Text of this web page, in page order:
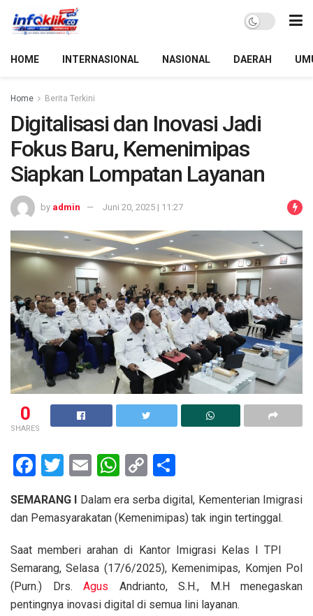
HOME INTERNASIONAL NASIONAL DAERAH
Home Berita Terkini
Digitalisasi dan Inovasi Jadi
Fokus Baru, Kemenimipas
Siapkan Lompatan Layanan
by admin Juni 20, 2025 | 11:27
0
SHARES
F
ce
o
o
k
T
tt
er
E
ail
W
at
A
p
p
C
py
n
k
ar
e
SEMARANG I
Dalam era serba digital, Kementerian Imigrasi
dan Pemasyarakatan (Kemenimipas) tak ingin tertinggal.
Saat memberi arahan di Kantor Imigrasi Kelas I TPI
Semarang, Selasa (17/6/2025), Kemenimipas, Komjen Pol
(Purn.) Drs. Agus Andrianto, S.H., M.H menegaskan
pentingnya inovasi digital di semua lini layanan.